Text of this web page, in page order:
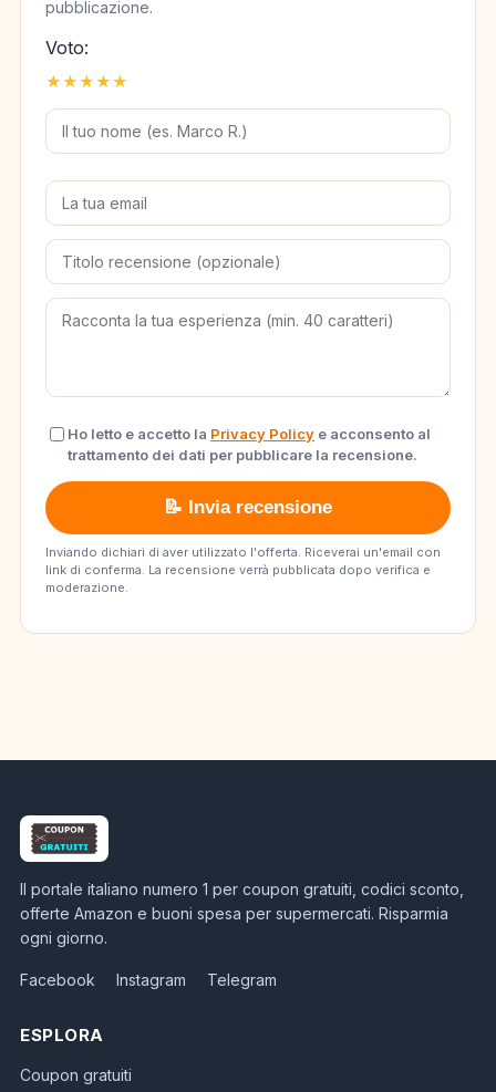
pubblicazione.
Voto:
★
★
★
★
★
Ho letto e accetto la Privacy Policy e acconsento al
trattamento dei dati per pubblicare la recensione.
📝 Invia recensione
Inviando dichiari di aver utilizzato l'offerta. Riceverai un'email con
link di conferma. La recensione verrà pubblicata dopo verifica e
moderazione.
Il portale italiano numero 1 per coupon gratuiti, codici sconto,
offerte Amazon e buoni spesa per supermercati. Risparmia
ogni giorno.
Facebook Instagram Telegram
ESPLORA
Coupon gratuiti